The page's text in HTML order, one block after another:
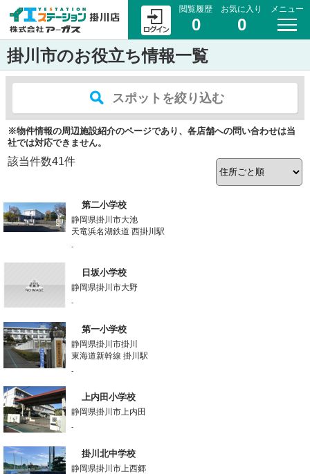
閲覧履歴
0
お気に入り
0
メニュー
掛川市のお役立ち情報一覧
スポットを絞り込む
※物件情報の周辺施設紹介のページであり、各店舗への問い合わせは当
社では対応できません。
該当件数41件
第二小学校
静岡県掛川市大池
天竜浜名湖鉄道 西掛川駅
-
日坂小学校
静岡県掛川市大野
-
第一小学校
静岡県掛川市掛川
東海道新幹線 掛川駅
-
上内田小学校
静岡県掛川市上内田
-
掛川北中学校
静岡県掛川市上西郷